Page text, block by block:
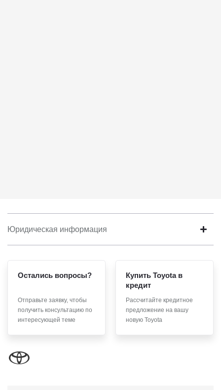
Юридическая информация
Остались вопросы?
Отправьте заявку, чтобы
получить консультацию по
интересующей теме
Купить Toyota в
кредит
Рассчитайте кредитное
предложение на вашу
новую Toyota